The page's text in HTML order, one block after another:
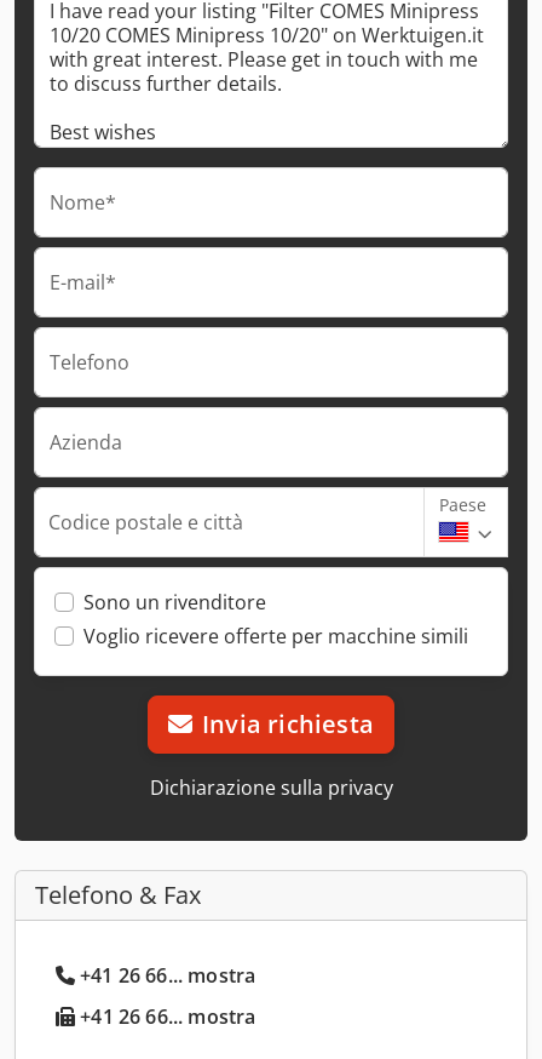
Nome*
E-mail*
Telefono
Azienda
Codice postale e città
Paese
Sono un rivenditore
Voglio ricevere offerte per macchine simili
Invia richiesta
Dichiarazione sulla privacy
Telefono & Fax
+41 26 66... mostra
+41 26 66... mostra